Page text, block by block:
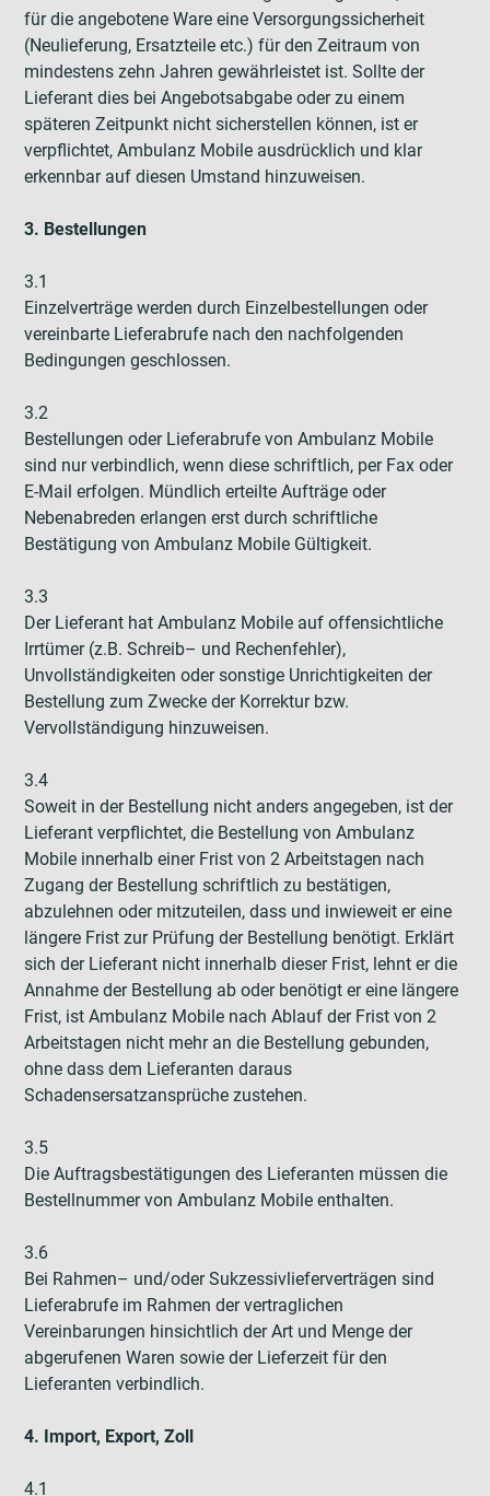
für die angebotene Ware eine Versorgungssicherheit
(Neulieferung, Ersatzteile etc.) für den Zeitraum von
mindestens zehn Jahren gewährleistet ist. Sollte der
Lieferant dies bei Angebotsabgabe oder zu einem
späteren Zeitpunkt nicht sicherstellen können, ist er
verpflichtet, Ambulanz Mobile ausdrücklich und klar
erkennbar auf diesen Umstand hinzuweisen.
3. Bestellungen
3.1
Einzelverträge werden durch Einzelbestellungen oder
vereinbarte Lieferabrufe nach den nachfolgenden
Bedingungen geschlossen.
3.2
Bestellungen oder Lieferabrufe von Ambulanz Mobile
sind nur verbindlich, wenn diese schriftlich, per Fax oder
E-Mail erfolgen. Mündlich erteilte Aufträge oder
Nebenabreden erlangen erst durch schriftliche
Bestätigung von Ambulanz Mobile Gültigkeit.
3.3
Der Lieferant hat Ambulanz Mobile auf offensichtliche
Irrtümer (z.B. Schreib– und Rechenfehler),
Unvollständigkeiten oder sonstige Unrichtigkeiten der
Bestellung zum Zwecke der Korrektur bzw.
Vervollständigung hinzuweisen.
3.4
Soweit in der Bestellung nicht anders angegeben, ist der
Lieferant verpflichtet, die Bestellung von Ambulanz
Mobile innerhalb einer Frist von 2 Arbeitstagen nach
Zugang der Bestellung schriftlich zu bestätigen,
abzulehnen oder mitzuteilen, dass und inwieweit er eine
längere Frist zur Prüfung der Bestellung benötigt. Erklärt
sich der Lieferant nicht innerhalb dieser Frist, lehnt er die
Annahme der Bestellung ab oder benötigt er eine längere
Frist, ist Ambulanz Mobile nach Ablauf der Frist von 2
Arbeitstagen nicht mehr an die Bestellung gebunden,
ohne dass dem Lieferanten daraus
Schadensersatzansprüche zustehen.
3.5
Die Auftragsbestätigungen des Lieferanten müssen die
Bestellnummer von Ambulanz Mobile enthalten.
3.6
Bei Rahmen– und/oder Sukzessivlieferverträgen sind
Lieferabrufe im Rahmen der vertraglichen
Vereinbarungen hinsichtlich der Art und Menge der
abgerufenen Waren sowie der Lieferzeit für den
Lieferanten verbindlich.
4. Import, Export, Zoll
4.1